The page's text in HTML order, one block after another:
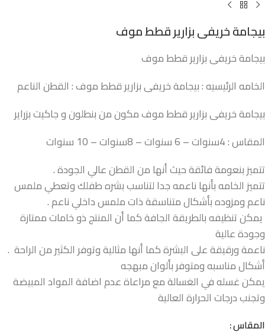
بيجامة خريفى بزارير قطط موف
بيجامة خريفى بزارير قطط موف
الخامه الرئيسيه : بيجامة خريفى بزارير قطط موف : القطن الناعم
بيجامة خريفى بزارير قطط موف مكون من بنطلون و جاكيت بزراير
المقاس : 4سنوات – 6 سنوات – 8سنوات – 10 سنوات
تتميز بنعومة فائقة حيث أنها من القطن عالي الجودة .
تتميز الخامه بأنها ناعمه جدا لتناسب بشره طفلك وتعطي ملمس
ناعم ومزوده بأشكال متناسقة ذات ملمس داخلي ناعم .
يمكن تنظيفه بالطريقة الجافة كما أن المنتج ذو خامات ممتازة
وجودة عالية
ناعمة ورقيقة على البشرة كما أنها مثالية وتوفر الكثير من الراحة .
أشكال مناسبه ومتوفر بألوان مبهجه
يمكن غسله في الغسالة مع مراعاة عدم اضافة المواد المبيضة
وتجنب درجات الحرارة العالية
المقاس